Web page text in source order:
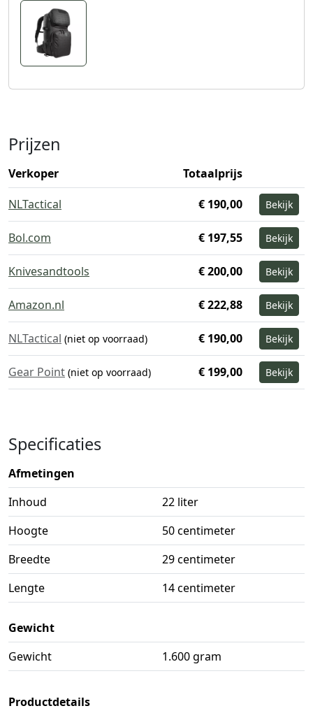
Prijzen
Verkoper
Totaalprijs
NLTactical
€ 190,00 Bekijk
Bol.com € 197,55 Bekijk
Knivesandtools € 200,00 Bekijk
Amazon.nl € 222,88 Bekijk
NLTactical (niet op voorraad) € 190,00 Bekijk
Gear Point (niet op voorraad) € 199,00 Bekijk
Specificaties
Afmetingen
Inhoud
22 liter
Hoogte
50 centimeter
Breedte
29 centimeter
Lengte
14 centimeter
Gewicht
Gewicht
1.600 gram
Productdetails